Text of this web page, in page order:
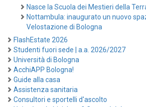
Nasce la Scuola dei Mestieri della
Nottambula: inaugurato un nuovo
Velostazione di Bologna
FlashEstate 2026
Studenti fuori sede | a.a. 2026/2027
Università di Bologna
AcchiAPP Bologna!
Guide alla casa
Assistenza sanitaria
Consultori e sportelli d'ascolto